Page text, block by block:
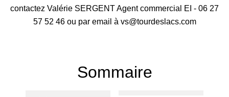
contactez Valérie SERGENT Agent commercial EI - 06 27
57 52 46 ou par email à vs@tourdeslacs.com
Sommaire